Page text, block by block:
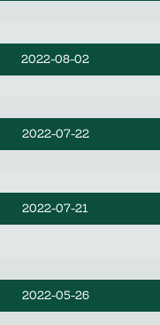
2022-08-02
2022-07-22
2022-07-21
2022-05-26